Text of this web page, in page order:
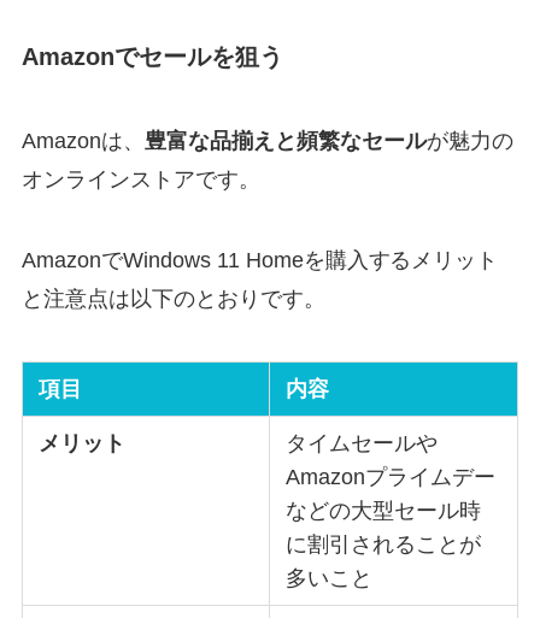
Amazonでセールを狙う
Amazonは、 豊富な品揃えと頻繁なセールが魅力の
オンラインストアです。
AmazonでWindows 11 Homeを購入するメリット
と注意点は以下のとおりです。
項目 内容
メリット
タイムセールや
Amazonプライムデー
などの大型セール時
に割引されることが
多いこと